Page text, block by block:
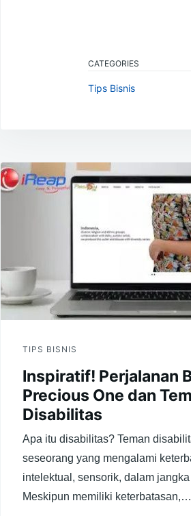
CATEGORIES
Tips Bisnis
pos
TIPS BISNIS
Inspiratif! Perjalanan
Precious One dan
Disabilitas
Apa itu disabilitas? Teman
seseorang yang mengalami
intelektual, sensorik, dalam
Meskipun memiliki keterbatasan,…